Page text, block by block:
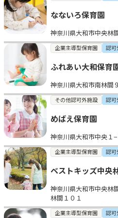
なないろ保育園
神奈川県大和市中央林
企業主導型保育園 認可
ふれあい大和保育
神奈川県大和市南林間
その他認可外施設 認可
めばえ保育園
神奈川県大和市中央１−
企業主導型保育園 認可
ベストキッズ中央
神奈川県大和市中央林
林間１０１
企業主導型保育園 認可